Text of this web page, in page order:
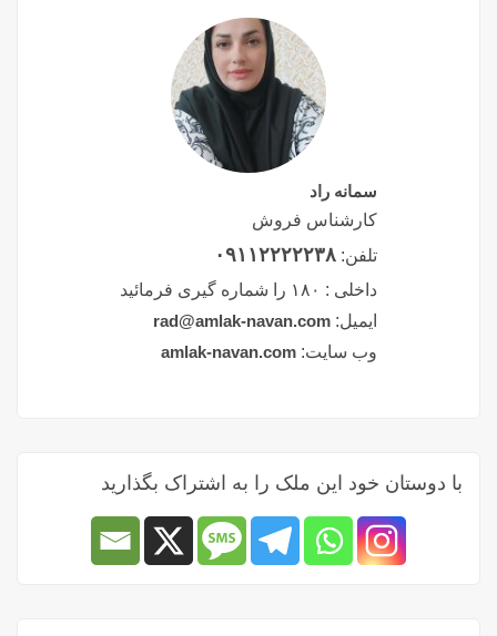
سمانه راد
کارشناس فروش
تلفن: ۰۹۱۱۲۲۲۲۲۳۸
داخلی : ۱۸۰ را شماره گیری فرمائید
ایمیل: rad@amlak-navan.com
وب سایت: amlak-navan.com
با دوستان خود این ملک را به اشتراک بگذارید